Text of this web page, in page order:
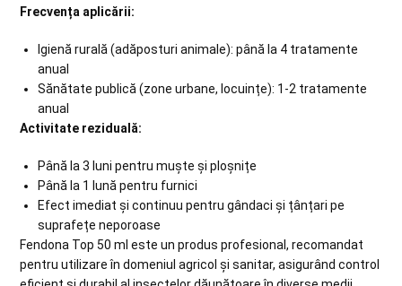
Frecvența aplicării:
Igienă rurală (adăposturi animale): până la 4 tratamente
anual
Sănătate publică (zone urbane, locuințe): 1-2 tratamente
anual
Activitate reziduală:
Până la 3 luni pentru muște și ploșnițe
Până la 1 lună pentru furnici
Efect imediat și continuu pentru gândaci și țânțari pe
suprafețe neporoase
Fendona Top 50 ml este un produs profesional, recomandat
pentru utilizare în domeniul agricol și sanitar, asigurând control